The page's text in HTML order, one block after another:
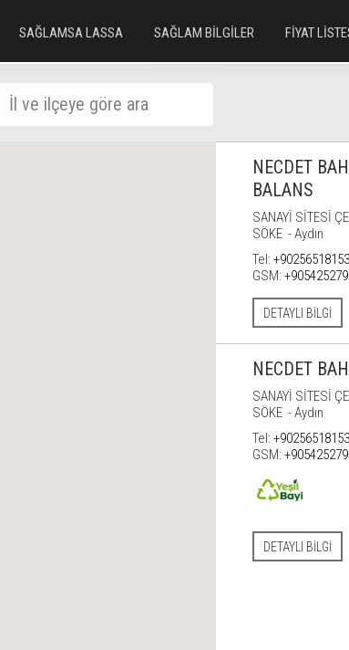
SAĞLAMSA LASSA SAĞLAM BİLGİLER FİYAT
İl ve ilçeye göre ara
SÖKE
NECDET
BALANS
SANAYİ SİTESİ
SÖKE - Aydın
Tel:
GSM:
DETAYLI BILGI
NECDET
SANAYİ SİTESİ
SÖKE - Aydın
Tel:
GSM:
DETAYLI BILGI